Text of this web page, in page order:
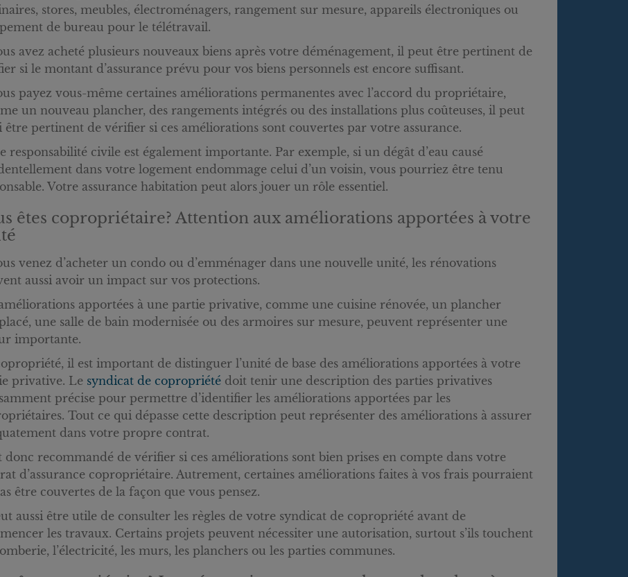
stores, meubles, électroménagers, rangement sur mesure, appareils électroniques ou
de bureau pour le télétravail.
avez acheté plusieurs nouveaux biens après votre déménagement, il peut être pertinent de
si le montant d’assurance prévu pour vos biens personnels est encore suffisant.
payez vous-même certaines améliorations permanentes avec l’accord du propriétaire,
un nouveau plancher, des rangements intégrés ou des installations plus coûteuses, il peut
être pertinent de vérifier si ces améliorations sont couvertes par votre assurance.
responsabilité civile est également importante. Par exemple, si un dégât d’eau causé
dans votre logement endommage celui d’un voisin, vous pourriez être tenu
Votre assurance habitation peut alors jouer un rôle essentiel.
êtes copropriétaire? Attention aux améliorations apportées à votre
venez d’acheter un condo ou d’emménager dans une nouvelle unité, les rénovations
aussi avoir un impact sur vos protections.
apportées à une partie privative, comme une cuisine rénovée, un plancher
une salle de bain modernisée ou des armoires sur mesure, peuvent représenter une
importante.
il est important de distinguer l’unité de base des améliorations apportées à votre
privative. Le syndicat de copropriété doit tenir une description des parties privatives
précise pour permettre d’identifier les améliorations apportées par les
Tout ce qui dépasse cette description peut représenter des améliorations à assurer
dans votre propre contrat.
donc recommandé de vérifier si ces améliorations sont bien prises en compte dans votre
d’assurance copropriétaire. Autrement, certaines améliorations faites à vos frais pourraient
être couvertes de la façon que vous pensez.
aussi être utile de consulter les règles de votre syndicat de copropriété avant de
les travaux. Certains projets peuvent nécessiter une autorisation, surtout s’ils touchent
l’électricité, les murs, les planchers ou les parties communes.